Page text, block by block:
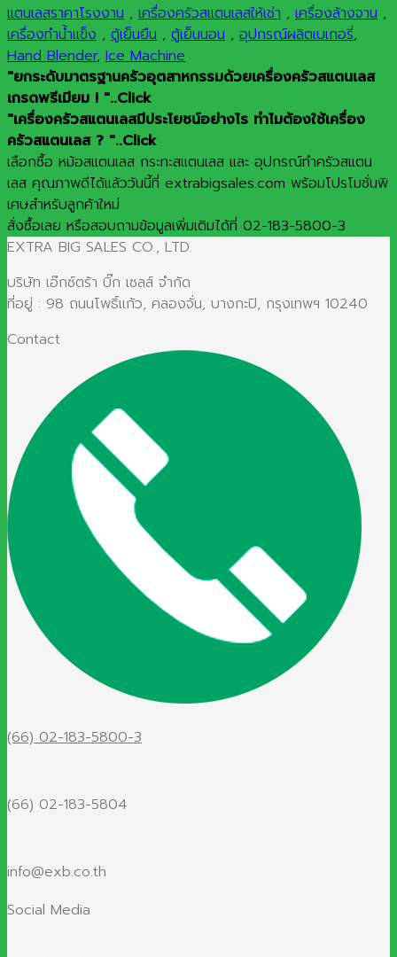
แตนเลสราคาโรงงาน , เครื่องครัวสแตนเลสให้เช่า , เครื่องล้างจาน ,
เครื่องทำน้ำแข็ง , ตู้เย็นยืน , ตู้เย็นนอน , อุปกรณ์ผลิตเบเกอรี่,
Hand Blender, Ice Machine
"ยกระดับมาตรฐานครัวอุตสาหกรรมด้วยเครื่องครัวสแตนเลส
เกรดพรีเมียม ! "..Click
"เครื่องครัวสแตนเลสมีประโยชน์อย่างไร ทำไมต้องใช้เครื่อง
ครัวสแตนเลส ? "..Click
เลือกซื้อ หม้อสแตนเลส กระทะสแตนเลส และ อุปกรณ์ทำครัวสแตน
เลส คุณภาพดีได้แล้ววันนี้ที่ extrabigsales.com พร้อมโปรโมชั่นพิ
เศษสำหรับลูกค้าใหม่
สั่งซื้อเลย หรือสอบถามข้อมูลเพิ่มเติมได้ที่ 02-183-5800-3
EXTRA BIG SALES CO., LTD.
บริษัท เอ๊กซ์ตร้า บิ๊ก เซลส์ จำกัด
ที่อยู่ : 98 ถนนโพธิ์แก้ว, คลองจั่น, บางกะปิ, กรุงเทพฯ 10240
Contact
(66) 02-183-5800-3
(66) 02-183-5804
info@exb.co.th
Social Media